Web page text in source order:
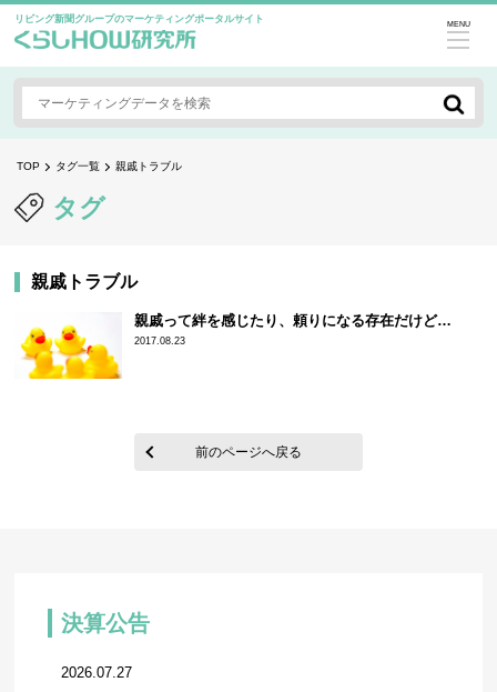
リビング新聞グループのマーケティングポータルサイト MENU
TOP タグ一覧 親戚トラブル
タグ
親戚トラブル
親戚って絆を感じたり、頼りになる存在だけど…
2017.08.23
前のページへ戻る
決算公告
2026.07.27